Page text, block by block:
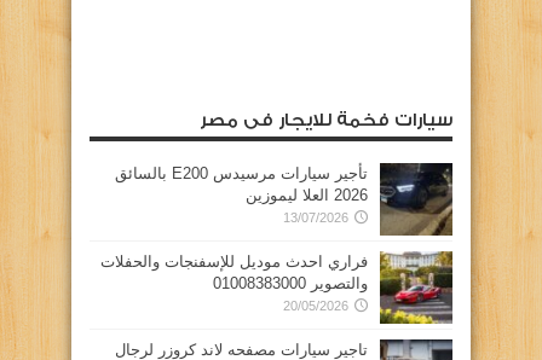
سيارات فخمة للايجار فى مصر
تأجير سيارات مرسيدس E200 بالسائق
2026 العلا ليموزين
13/07/2026
فراري احدث موديل للإسفنجات والحفلات
والتصوير 01008383000
20/05/2026
تاجير سيارات مصفحه لاند كروزر لرجال